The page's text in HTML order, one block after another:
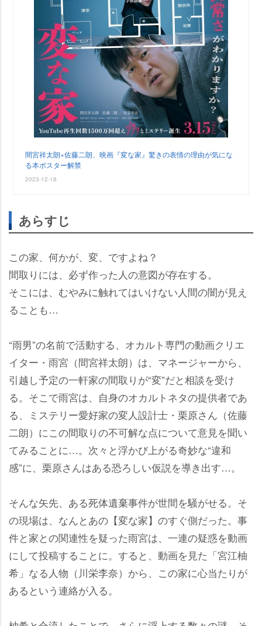
間宮祥太朗×佐藤二朗、映画『変な家』驚きの表情の理由が気にな
る本ポスター解禁
2023-12-18
あらすじ
この家、何かが、変、ですよね？
間取りには、必ず作った人の意図が存在する。
そこには、むやみに触れてはいけない人間の闇が見え
ることも…
“雨男”の名前で活動する、オカルト専門の動画クリエ
イター・雨宮（間宮祥太朗）は、マネージャーから、
引越し予定の一軒家の間取りが“変”だと相談を受け
る。そこで雨宮は、自身のオカルトネタの提供者であ
る、ミステリー愛好家の変人設計士・栗原さん（佐藤
二朗）にこの間取りの不可解な点について意見を聞い
てみることに…。次々と浮かび上がる奇妙な“違和
感”に、栗原さんはある恐ろしい仮説を導き出す…。
そんな矢先、ある死体遺棄事件が世間を騒がせる。そ
の現場は、なんとあの【変な家】のすぐ側だった。事
件と家との関連性を疑った雨宮は、一連の疑惑を動画
にして投稿することに。すると、動画を見た「宮江柚
希」なる人物（川栄李奈）から、この家に心当たりが
あるという連絡が入る。